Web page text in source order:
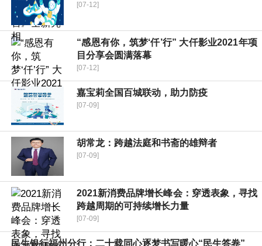
[07-12]
“感恩有你，筑梦‘仟’行” 大仟影业2021年项
目分享会圆满落幕
[07-12]
嘉宝莉全国百城联动，助力防疫
[07-09]
胡常龙：跨越法庭和书斋的雄辩者
[07-09]
2021新消费品牌增长峰会：穿透表象，寻找
跨越周期的可持续增长力量
[07-09]
民生银行福州分行：二十载同心逐梦书写暖心“民生答卷”